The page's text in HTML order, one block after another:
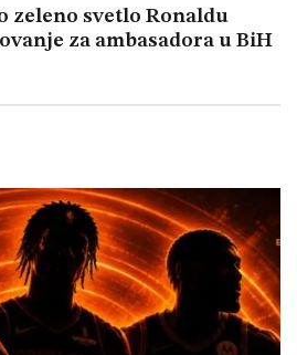
zeleno svetlo Ronaldu
za ambasadora u BiH